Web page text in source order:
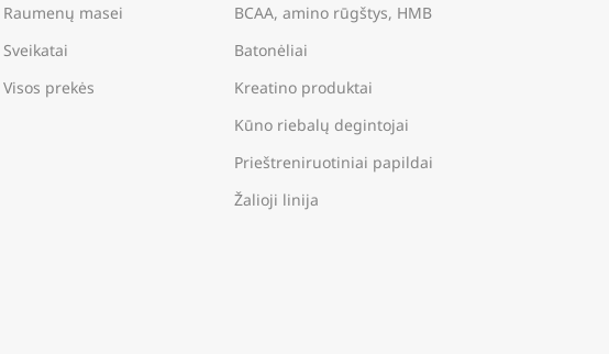
Raumenų masei
Sveikatai
Visos prekės
BCAA, amino rūgštys, HMB
Batonėliai
Kreatino produktai
Kūno riebalų degintojai
Prieštreniruotiniai papildai
Žalioji linija